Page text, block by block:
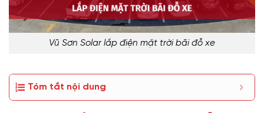
Vũ Sơn Solar lắp điện mặt trời bãi đỗ xe
Tóm tắt nội dung